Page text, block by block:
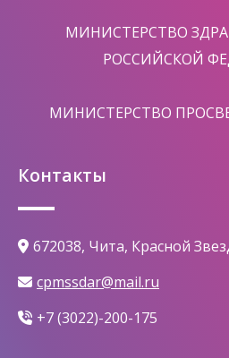
МИНИСТЕРСТВО
РОССИЙСКОЙ
МИНИСТЕРСТВО
Контакты
672038, Чита, Красной
cpmssdar@mail.ru
+7 (3022)-200-175